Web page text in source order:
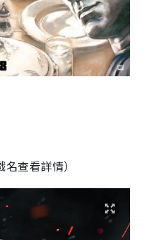
名查看詳情）